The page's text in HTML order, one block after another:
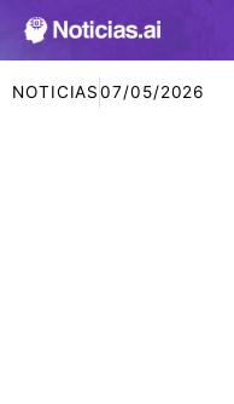
NOTICIAS 07/05/2026